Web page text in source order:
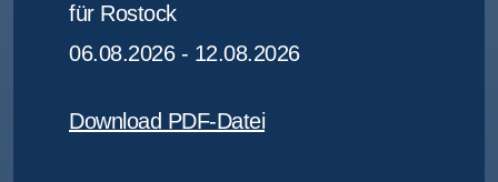
für Rostock
06.08.2026 - 12.08.2026
Download PDF-Datei